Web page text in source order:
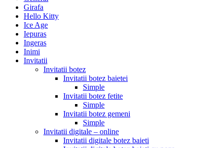
Girafa
Hello Kitty
Ice Age
Iepuras
Ingeras
Inimi
Invitatii
Invitatii botez
Invitatii botez baietei
Simple
Invitatii botez fetite
Simple
Invitatii botez gemeni
Simple
Invitatii digitale – online
Invitatii digitale botez baieti